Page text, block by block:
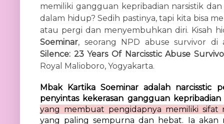
memiliki gangguan kepribadian narsistik
dalam hidup? Sedih pastinya, tapi kita bisa
atau pergi dan menyembuhkan diri. Kisah
Soeminar, seorang NPD abuse survivor di
Silence: 23 Years Of Narcisstic Abuse
Royal Malioboro, Yogyakarta.
Mbak Kartika Soeminar adalah narcisstic
penyintas kekerasan gangguan kepribadian
yang membuat pengidapnya memiliki sifat
yang paling sempurna dan hebat.
a akan